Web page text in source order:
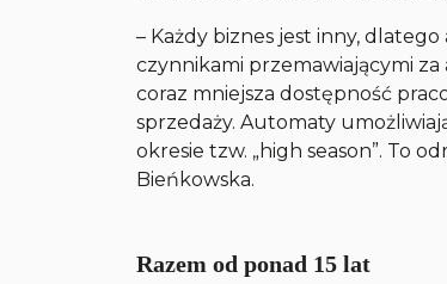
– Każdy biznes jest inny,
czynnikami przemawiającymi
coraz mniejsza dostępność
sprzedaży. Automaty
okresie tzw. „high season”. To
Bieńkowska.
Razem od ponad 15 lat